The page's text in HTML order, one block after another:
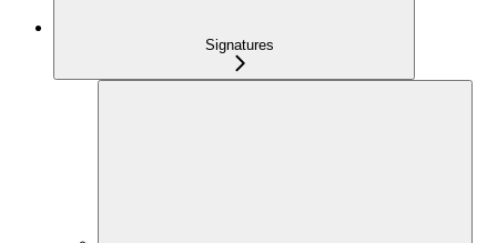
Signatures